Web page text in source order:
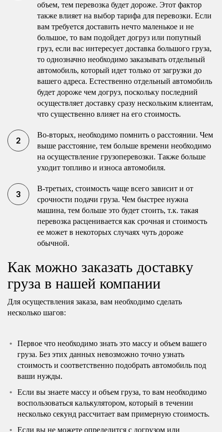
объем, тем перевозка будет дороже. Этот фактор
также влияет на выбор тарифа для перевозки. Если
вам требуется доставить нечто маленькое и не
большое, то вам подойдет догруз или попутный
груз, если вас интересует доставка большого груза,
то однозначно необходимо заказывать отдельный
автомобиль, который идет только от загрузки до
вашего адреса. Естественно отдельный автомобиль
будет дороже чем догруз, поскольку последний
осуществляет доставку сразу нескольким клиентам,
что существенно влияет на его стоимость.
Во-вторых, необходимо помнить о расстоянии. Чем
выше расстояние, тем больше времени необходимо
на осуществление грузоперевозки. Также больше
уходит топливо и износа автомобиля.
В-третьих, стоимость чаще всего зависит и от
срочности подачи груза. Чем быстрее нужна
машина, тем больше это будет стоить, т.к. такая
перевозка расценивается как срочная и стоимость
ее может в некоторых случаях чуть дороже
обычной.
Как можно заказать доставку
груза в нашей компании
Для осуществления заказа, вам необходимо сделать
несколько шагов:
Первое что необходимо знать это массу и объем вашего
груза. Без этих данных невозможно точно узнать
стоимость и соответственно подобрать автомобиль под
ваши нужды.
Если вы знаете массу и объем груза, то вам необходимо
воспользоваться калькулятором, который в течении
несколько секунд рассчитает вам примерную стоимость.
Если вы не можете определится с догрузом или